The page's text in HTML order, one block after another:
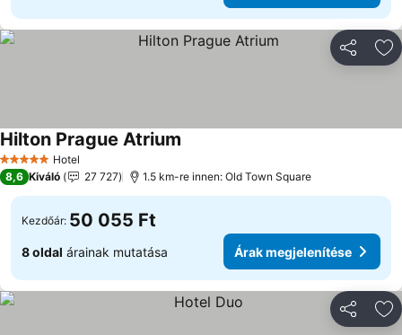
5 KategóriaHotel
Hilton Prague Atrium
8,6 Kiváló 27 727 1.5 km-re innen: Old Town Square
Kezdőár: 50 055 Ft
8 oldal árainak mutatása Árak megjelenítése